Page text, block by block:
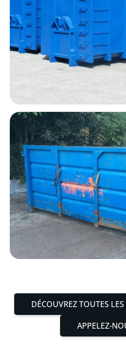
DÉCOUVREZ TOUTES
APPELEZ-